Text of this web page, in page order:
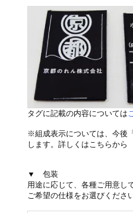
タグに記載の内容については
※組成表示については、今後
します。 詳しくはこちらから
▼ 包装
用途に応じて、各種ご用意し
ご希望の仕様をお選びください